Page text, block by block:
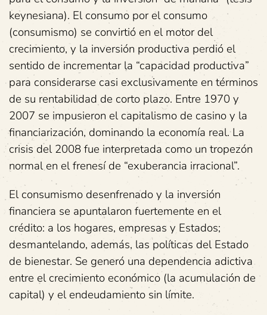
keynesiana). El consumo por el consumo
(consumismo) se convirtió en el motor del
crecimiento, y la inversión productiva perdió el
sentido de incrementar la “capacidad productiva”
para considerarse casi exclusivamente en términos
de su rentabilidad de corto plazo. Entre 1970 y
2007 se impusieron el capitalismo de casino y la
financiarización, dominando la economía real. La
crisis del 2008 fue interpretada como un tropezón
normal en el frenesí de “exuberancia irracional”.
El consumismo desenfrenado y la inversión
financiera se apuntalaron fuertemente en el
crédito: a los hogares, empresas y Estados;
desmantelando, además, las políticas del Estado
de bienestar. Se generó una dependencia adictiva
entre el crecimiento económico (la acumulación de
capital) y el endeudamiento sin límite.